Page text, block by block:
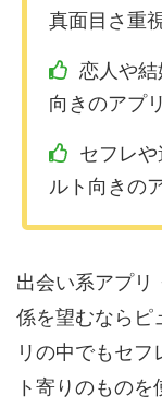
真面目さ重
恋人や
向きのアプリ
セフレ
ルト向きの
出会い系アプリ
係を望むならピ
リの中でもセ
ト寄りのものを